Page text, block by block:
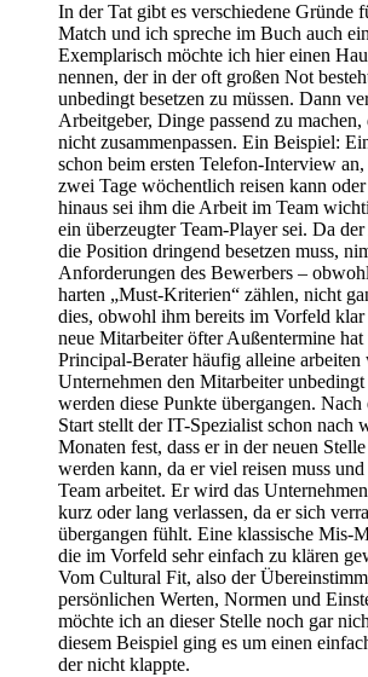
In der Tat gibt es verschiedene Gründe
Match und ich spreche im Buch auch
Exemplarisch möchte ich hier einen
nennen, der in der oft großen Not
unbedingt besetzen zu müssen. Dann
Arbeitgeber, Dinge passend zu machen,
nicht zusammenpassen. Ein Beispiel:
schon beim ersten Telefon-Interview an,
zwei Tage wöchentlich reisen kann
hinaus sei ihm die Arbeit im Team
ein überzeugter Team-Player sei. Da
die Position dringend besetzen muss,
Anforderungen des Bewerbers –
harten „Must-Kriterien“ zählen, nicht
dies, obwohl ihm bereits im Vorfeld klar
neue Mitarbeiter öfter Außentermine hat
Principal-Berater häufig alleine arbeiten
Unternehmen den Mitarbeiter
werden diese Punkte übergangen.
Start stellt der IT-Spezialist schon nach
Monaten fest, dass er in der neuen
werden kann, da er viel reisen muss
Team arbeitet. Er wird das
kurz oder lang verlassen, da er sich
übergangen fühlt. Eine klassische Mis-
die im Vorfeld sehr einfach zu klären
Vom Cultural Fit, also der
persönlichen Werten, Normen und
möchte ich an dieser Stelle noch gar
diesem Beispiel ging es um einen
der nicht klappte.